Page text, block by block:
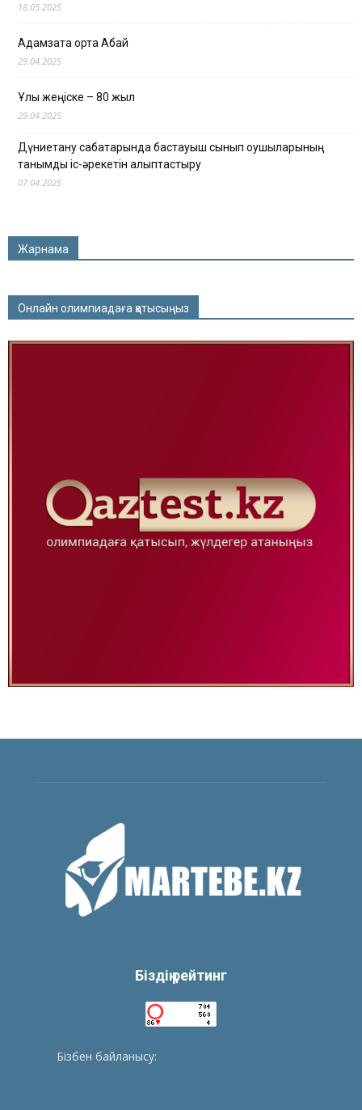
18.05.2025
Адамзатқа ортақ Абай
29.04.2025
Ұлы жеңіске – 80 жыл
29.04.2025
Дүниетану сабақтарында бастауыш сынып оқушыларының
танымдық іс-әрекетін қалыптастыру
07.04.2025
Жарнама
Онлайн олимпиадаға қатысыңыз
Біздің рейтинг
Бізбен байланысу: